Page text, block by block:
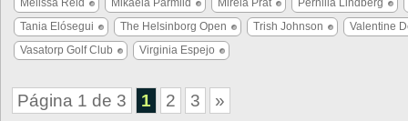
Melissa Reid Mikaela Parmlid Mireia Prat
Pernilla Lindberg
Tania Elósegui
The Helsinborg Open Trish Johnson
Valentine
Vasatorp Golf Club
Virginia Espejo
Página 1 de 3 1 2 3 »